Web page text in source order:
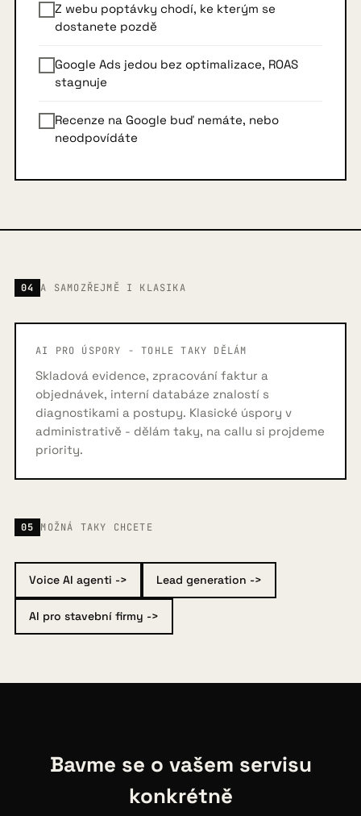
Z webu poptávky chodí, ke kterým se
dostanete pozdě
Google Ads jedou bez optimalizace, ROAS
stagnuje
Recenze na Google buď nemáte, nebo
neodpovídáte
04 A SAMOZŘEJMĚ I KLASIKA
AI PRO ÚSPORY - TOHLE TAKY DĚLÁM
Skladová evidence, zpracování faktur a
objednávek, interní databáze znalostí s
diagnostikami a postupy. Klasické úspory v
administrativě - dělám taky, na callu si projdeme
priority.
05 MOŽNÁ TAKY CHCETE
Voice AI agenti -> Lead generation ->
AI pro stavební firmy ->
Bavme se o vašem servisu
konkrétně